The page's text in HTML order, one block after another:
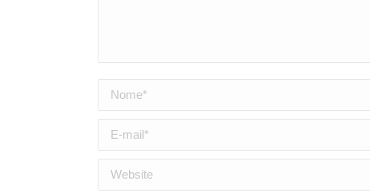
Nome *
E-mail *
Website